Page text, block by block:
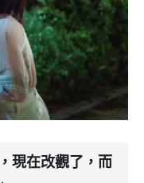
現在改觀了，而